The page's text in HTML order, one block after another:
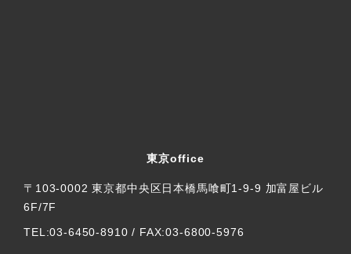
東京office
〒103-0002 東京都中央区日本橋馬喰町1-9-9 加富屋ビル
6F/7F
TEL:03-6450-8910 / FAX:03-6800-5976